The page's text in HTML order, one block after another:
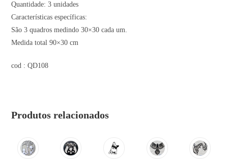
Quantidade: 3 unidades
Características específicas:
São 3 quadros medindo 30×30 cada um.
Medida total 90×30 cm
cod : QD108
Produtos relacionados